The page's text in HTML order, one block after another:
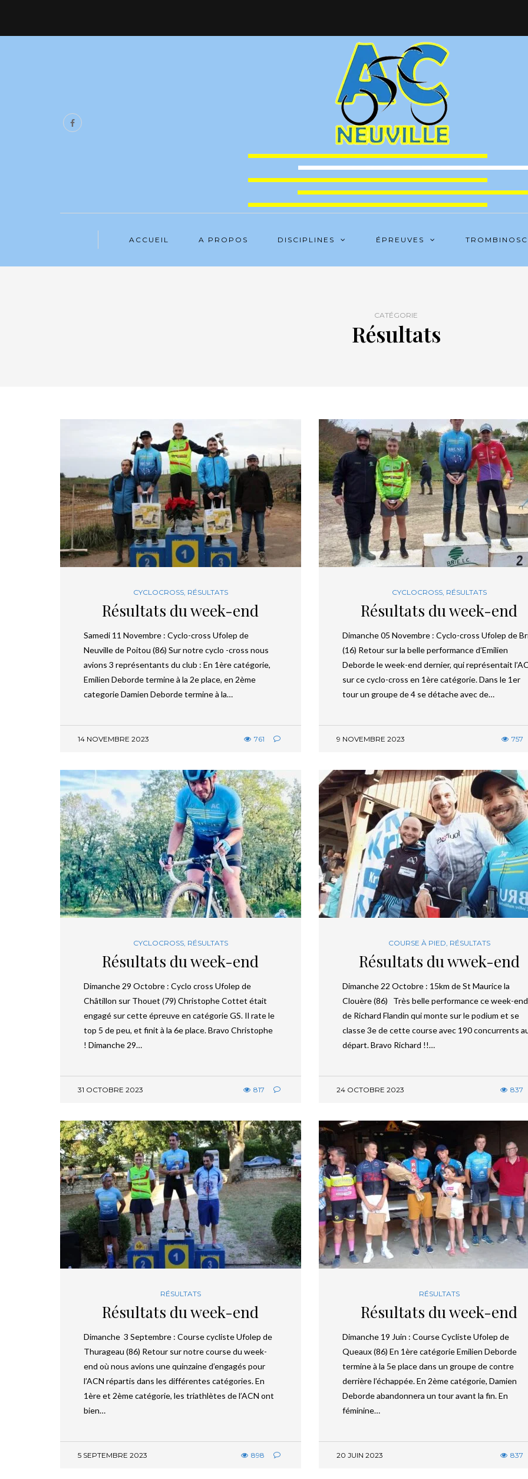
ACCUEIL A PROPOS DISCIPLINES ÉPREUVES
CATÉGORIE
Résultats
CYCLOCROSS, RÉSULTATS
Résultats du week-end
Samedi 11 Novembre : Cyclo-cross Ufolep de
Neuville de Poitou (86) Sur notre cyclo -cross nous
avions 3 représentants du club : En 1ère catégorie,
Emilien Deborde termine à la 2e place, en 2ème
categorie Damien Deborde termine à la…
14 NOVEMBRE 2023 761
CYCLOCROSS, RÉSULTATS
Résultats du week-end
Dimanche 05 Novembre : Cyclo-cross Ufolep de
(16) Retour sur la belle performance d’Emilien
Deborde le week-end dernier, qui représentait
sur ce cyclo-cross en 1ère catégorie. Dans le 1er
tour un groupe de 4 se détache avec de…
9 NOVEMBRE 2023 757
CYCLOCROSS, RÉSULTATS
Résultats du week-end
Dimanche 29 Octobre : Cyclo cross Ufolep de
Châtillon sur Thouet (79) Christophe Cottet était
engagé sur cette épreuve en catégorie GS. Il rate le
top 5 de peu, et finit à la 6e place. Bravo Christophe
! Dimanche 29…
31 OCTOBRE 2023 817
COURSE À PIED RÉSULTATS
Résultats du wwek-end
Dimanche 22 Octobre : 15km de St Maurice la
Clouère (86) Très belle performance ce week-end
de Richard Flandin qui monte sur le podium et se
classe 3e de cette course avec 190 concurrents
départ. Bravo Richard !!…
24 OCTOBRE 2023 837
RÉSULTATS
Résultats du week-end
Dimanche 3 Septembre : Course cycliste Ufolep de
Thurageau (86) Retour sur notre course du week-
end où nous avions une quinzaine d’engagés pour
l’ACN répartis dans les différentes catégories. En
1ère et 2ème catégorie, les triathlètes de l’ACN ont
bien…
5 SEPTEMBRE 2023 898
RÉSULTATS
Résultats du week-end
Dimanche 19 Juin : Course Cycliste Ufolep de
Queaux (86) En 1ère catégorie Emilien Deborde
termine à la 5e place dans un groupe de contre
derrière l’échappée. En 2ème catégorie, Damien
Deborde abandonnera un tour avant la fin. En
féminine…
20 JUIN 2023 837